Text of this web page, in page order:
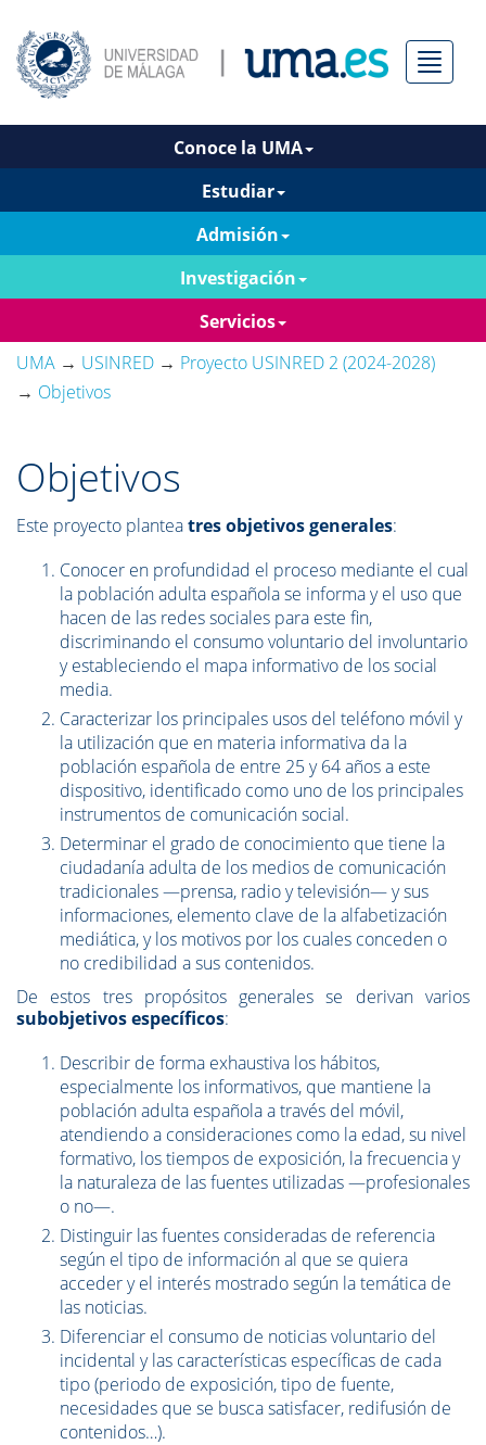
Menú
Conoce la UMA
Estudiar
Admisión
Investigación
Servicios
UMA → USINRED → Proyecto USINRED 2 (2024-2028)
→ Objetivos
Objetivos
Este proyecto planteatres objetivos generales:
Conocer en profundidad el proceso mediante el cual
la población adulta española se informa y el uso que
hacen de las redes sociales para este fin,
discriminando el consumo voluntario del involuntario
y estableciendo el mapa informativo de los social
media.
Caracterizar los principales usos del teléfono móvil y
la utilización que en materia informativa da la
población española de entre 25 y 64 años a este
dispositivo, identificado como uno de los principales
instrumentos de comunicación social.
Determinar el grado de conocimiento que tiene la
ciudadanía adulta de los medios de comunicación
tradicionales —prensa, radio y televisión— y sus
informaciones, elemento clave de la alfabetización
mediática, y los motivos por los cuales conceden o
no credibilidad a sus contenidos.
De estos tres propósitos generales se derivan varios
subobjetivos específicos:
Describir de forma exhaustiva los hábitos,
especialmente los informativos, que mantiene la
población adulta española a través del móvil,
atendiendo a consideraciones como la edad, su nivel
formativo, los tiempos de exposición, la frecuencia y
la naturaleza de las fuentes utilizadas —profesionales
o no—.
Distinguir las fuentes consideradas de referencia
según el tipo de información al que se quiera
acceder y el interés mostrado según la temática de
las noticias.
Diferenciar el consumo de noticias voluntario del
incidental y las características específicas de cada
tipo (periodo de exposición, tipo de fuente,
necesidades que se busca satisfacer, redifusión de
contenidos…).